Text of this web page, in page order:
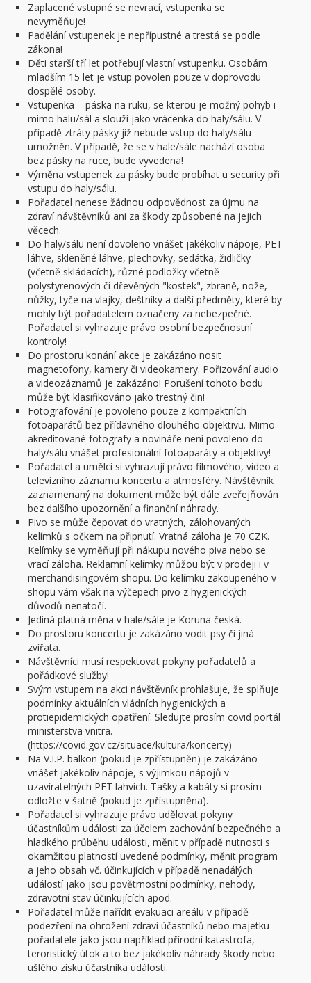
Zaplacené vstupné se nevrací, vstupenka se
nevyměňuje!
Padělání vstupenek je nepřípustné a trestá se podle
zákona!
Děti starší tří let potřebují vlastní vstupenku. Osobám
mladším 15 let je vstup povolen pouze v doprovodu
dospělé osoby.
Vstupenka = páska na ruku, se kterou je možný pohyb i
mimo halu/sál a slouží jako vrácenka do haly/sálu. V
případě ztráty pásky již nebude vstup do haly/sálu
umožněn. V případě, že se v hale/sále nachází osoba
bez pásky na ruce, bude vyvedena!
Výměna vstupenek za pásky bude probíhat u security při
vstupu do haly/sálu.
Pořadatel nenese žádnou odpovědnost za újmu na
zdraví návštěvníků ani za škody způsobené na jejich
věcech.
Do haly/sálu není dovoleno vnášet jakékoliv nápoje, PET
láhve, skleněné láhve, plechovky, sedátka, židličky
(včetně skládacích), různé podložky včetně
polystyrenových či dřevěných "kostek", zbraně, nože,
nůžky, tyče na vlajky, deštníky a další předměty, které by
mohly být pořadatelem označeny za nebezpečné.
Pořadatel si vyhrazuje právo osobní bezpečnostní
kontroly!
Do prostoru konání akce je zakázáno nosit
magnetofony, kamery či videokamery. Pořizování audio
a videozáznamů je zakázáno! Porušení tohoto bodu
může být klasifikováno jako trestný čin!
Fotografování je povoleno pouze z kompaktních
fotoaparátů bez přídavného dlouhého objektivu. Mimo
akreditované fotografy a novináře není povoleno do
haly/sálu vnášet profesionální fotoaparáty a objektivy!
Pořadatel a umělci si vyhrazují právo filmového, video a
televizního záznamu koncertu a atmosféry. Návštěvník
zaznamenaný na dokument může být dále zveřejňován
bez dalšího upozornění a finanční náhrady.
Pivo se může čepovat do vratných, zálohovaných
kelímků s očkem na připnutí. Vratná záloha je 70 CZK.
Kelímky se vyměňují při nákupu nového piva nebo se
vrací záloha. Reklamní kelímky můžou být v prodeji i v
merchandisingovém shopu. Do kelímku zakoupeného v
shopu vám však na výčepech pivo z hygienických
důvodů nenatočí.
Jediná platná měna v hale/sále je Koruna česká.
Do prostoru koncertu je zakázáno vodit psy či jiná
zvířata.
Návštěvníci musí respektovat pokyny pořadatelů a
pořádkové služby!
Svým vstupem na akci návštěvník prohlašuje, že splňuje
podmínky aktuálních vládních hygienických a
protiepidemických opatření. Sledujte prosím covid portál
ministerstva vnitra.
(https://covid.gov.cz/situace/kultura/koncerty)
Na V.I.P. balkon (pokud je zpřístupněn) je zakázáno
vnášet jakékoliv nápoje, s výjimkou nápojů v
uzavíratelných PET lahvích. Tašky a kabáty si prosím
odložte v šatně (pokud je zpřístupněna).
Pořadatel si vyhrazuje právo udělovat pokyny
účastníkům události za účelem zachování bezpečného a
hladkého průběhu události, měnit v případě nutnosti s
okamžitou platností uvedené podmínky, měnit program
a jeho obsah vč. účinkujících v případě nenadálých
událostí jako jsou povětrnostní podmínky, nehody,
zdravotní stav účinkujících apod.
Pořadatel může nařídit evakuaci areálu v případě
podezření na ohrožení zdraví účastníků nebo majetku
pořadatele jako jsou například přírodní katastrofa,
teroristický útok a to bez jakékoliv náhrady škody nebo
ušlého zisku účastníka události.